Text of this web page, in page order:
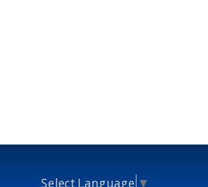
Select Language ▼